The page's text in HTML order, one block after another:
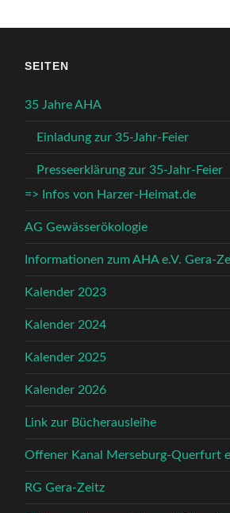
SEITEN
35 Jahre AHA
Einladung zur 35-Jahr-Feier
Presseerklärung zur 35-Jahr-Feier
=> Infos von Harzer-Heimat.de
AG Gewässerökologie
Informationen zum AHA e.V. Gera-
Kalender 2023
Kalender 2024
Kalender 2025
Kalender 2026
Link zur Bücherausleihe
Offener Kanal Merseburg-Querfurt
RG Gera-Zeitz